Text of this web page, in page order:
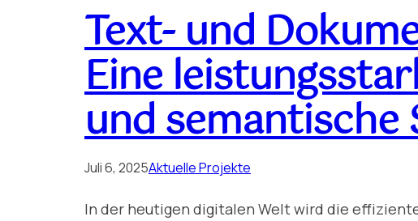
Text- und
Eine
und semantische
Juli 6, 2025Aktuelle Projekte
In der heutigen digitalen Welt wird die